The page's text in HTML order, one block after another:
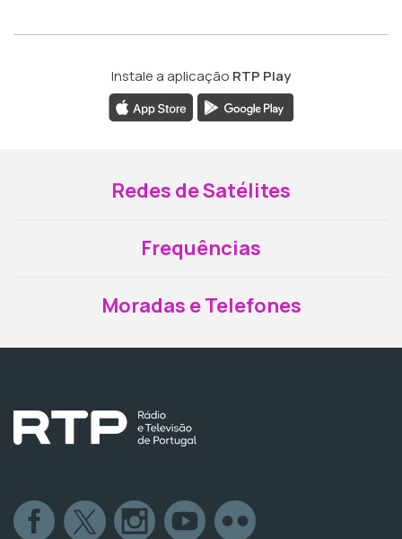
Instale a aplicação RTP Play
Redes de Satélites
Frequências
Moradas e Telefones